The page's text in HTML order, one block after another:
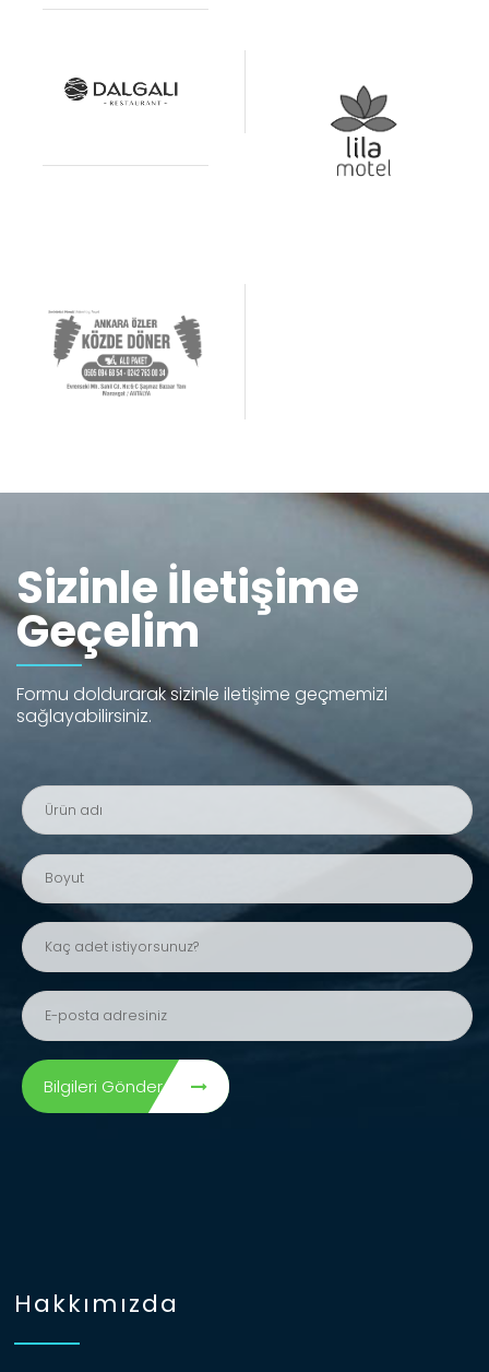
Sizinle İletişime
Geçelim
Formu doldurarak sizinle iletişime geçmemizi
sağlayabilirsiniz.
Bilgileri Gönder
Hakkımızda